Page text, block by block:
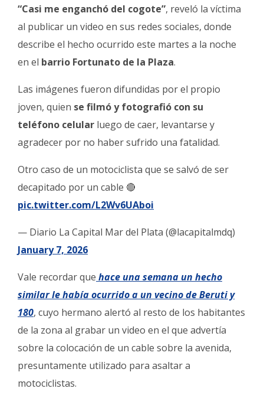
“Casi me enganchó del cogote”, reveló la víctima
al publicar un video en sus redes sociales, donde
describe el hecho ocurrido este martes a la noche
en el barrio Fortunato de la Plaza.
Las imágenes fueron difundidas por el propio
joven, quien se filmó y fotografió con su
teléfono celular luego de caer, levantarse y
agradecer por no haber sufrido una fatalidad.
Otro caso de un motociclista que se salvó de ser
decapitado por un cable 🔴
pic.twitter.com/L2Wv6UAboi
— Diario La Capital Mar del Plata (@lacapitalmdq)
January 7, 2026
Vale recordar que hace una semana un hecho
similar le había ocurrido a un vecino de Beruti y
180, cuyo hermano alertó al resto de los habitantes
de la zona al grabar un video en el que advertía
sobre la colocación de un cable sobre la avenida,
presuntamente utilizado para asaltar a
motociclistas.